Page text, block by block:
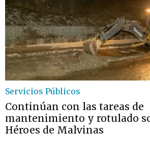
Servicios Públicos
Continúan con las tareas de
mantenimiento y rotulado
Héroes de Malvinas